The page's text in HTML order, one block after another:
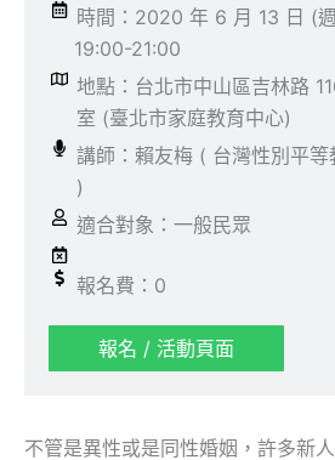
時間：2020 年 6 月 13 日 (
19:00-21:00
地點：台北市中山區吉林路
室 (臺北市家庭教育中心)
講師：賴友梅 ( 台灣性別平
)
適合對象：一般民眾
報名費：0
報名 / 活動頁面
不管是異性或是同性婚姻，許多新